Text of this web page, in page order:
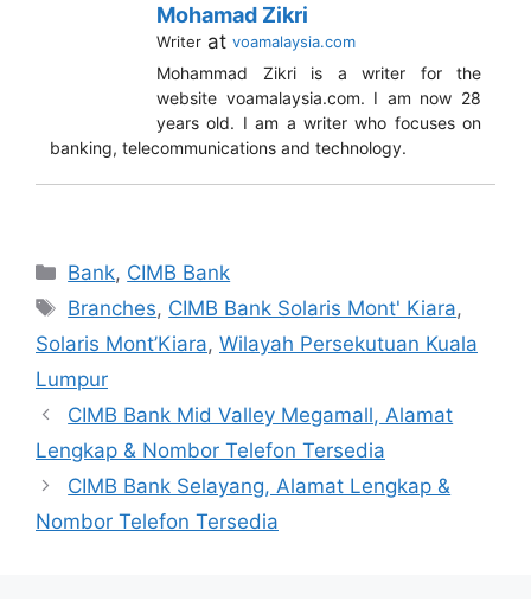
Mohamad Zikri
Writer at voamalaysia.com
Mohammad Zikri is a writer for the
website voamalaysia.com. I am now 28
years old. I am a writer who focuses on
banking, telecommunications and technology.
Categories
Bank, CIMB Bank
Tags
Branches, CIMB Bank Solaris Mont' Kiara,
Solaris Mont’Kiara, Wilayah Persekutuan Kuala
Lumpur
CIMB Bank Mid Valley Megamall, Alamat
Lengkap & Nombor Telefon Tersedia
CIMB Bank Selayang, Alamat Lengkap &
Nombor Telefon Tersedia